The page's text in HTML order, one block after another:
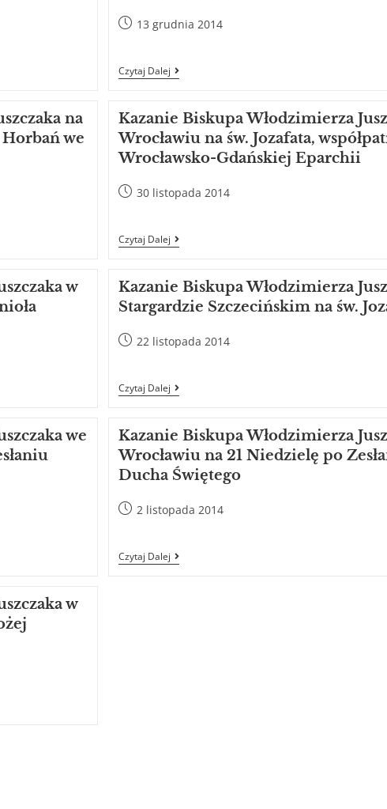
13 grudnia 2014
Czytaj Dalej
na
we
Kazanie Biskupa Włodzimierza
Wrocławiu na św. Jozafata,
Wrocławsko-Gdańskiej Eparchii
30 listopada 2014
Czytaj Dalej
w
Kazanie Biskupa Włodzimierza
Stargardzie Szczecińskim na św.
22 listopada 2014
Czytaj Dalej
we
Kazanie Biskupa Włodzimierza
Wrocławiu na 21 Niedzielę po
Ducha Świętego
2 listopada 2014
Czytaj Dalej
w